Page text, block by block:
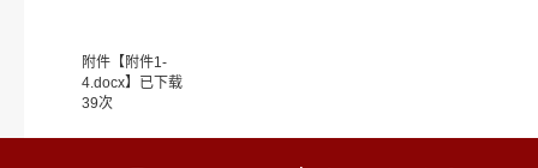
附件【 附件1-
4.docx】已下载
39次